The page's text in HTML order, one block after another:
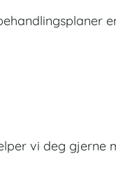
vi deg gjerne